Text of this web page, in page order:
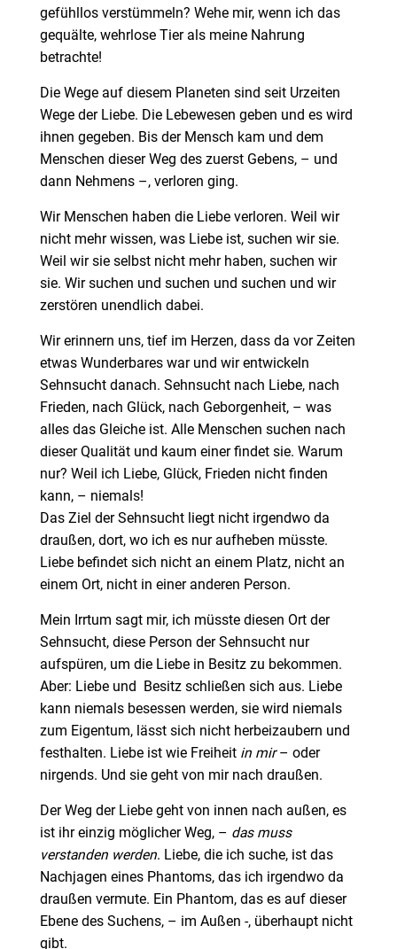
gefühllos verstümmeln? Wehe mir, wenn ich das
gequälte, wehrlose Tier als meine Nahrung
betrachte!
Die Wege auf diesem Planeten sind seit Urzeiten
Wege der Liebe. Die Lebewesen geben und es wird
ihnen gegeben. Bis der Mensch kam und dem
Menschen dieser Weg des zuerst Gebens, – und
dann Nehmens –, verloren ging.
Wir Menschen haben die Liebe verloren. Weil wir
nicht mehr wissen, was Liebe ist, suchen wir sie.
Weil wir sie selbst nicht mehr haben, suchen wir
sie. Wir suchen und suchen und suchen und wir
zerstören unendlich dabei.
Wir erinnern uns, tief im Herzen, dass da vor Zeiten
etwas Wunderbares war und wir entwickeln
Sehnsucht danach. Sehnsucht nach Liebe, nach
Frieden, nach Glück, nach Geborgenheit, – was
alles das Gleiche ist. Alle Menschen suchen nach
dieser Qualität und kaum einer findet sie. Warum
nur? Weil ich Liebe, Glück, Frieden nicht finden
kann, – niemals!
Das Ziel der Sehnsucht liegt nicht irgendwo da
draußen, dort, wo ich es nur aufheben müsste.
Liebe befindet sich nicht an einem Platz, nicht an
einem Ort, nicht in einer anderen Person.
Mein Irrtum sagt mir, ich müsste diesen Ort der
Sehnsucht, diese Person der Sehnsucht nur
aufspüren, um die Liebe in Besitz zu bekommen.
Aber: Liebe und Besitz schließen sich aus. Liebe
kann niemals besessen werden, sie wird niemals
zum Eigentum, lässt sich nicht herbeizaubern und
festhalten. Liebe ist wie Freiheit in mir– oder
nirgends. Und sie geht von mir nach draußen.
Der Weg der Liebe geht von innen nach außen, es
ist ihr einzig möglicher Weg, – das muss
verstanden werden. Liebe, die ich suche, ist das
Nachjagen eines Phantoms, das ich irgendwo da
draußen vermute. Ein Phantom, das es auf dieser
Ebene des Suchens, – im Außen -, überhaupt nicht
gibt.